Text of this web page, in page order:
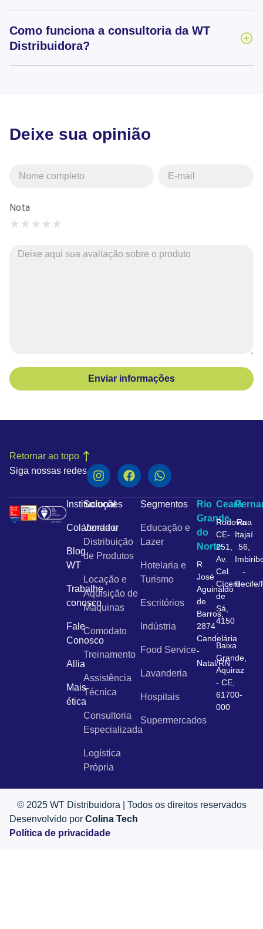
Como funciona a consultoria da WT
Distribuidora?
Deixe sua opinião
Nota
★
★
★
★
★
Enviar informações
Siga nossas redes
Retornar ao topo
Institucional
Colaborador
Blog
WT
Trabalhe
conosco
Fale
Conosco
Allia
Mais
ética
Soluções
Venda e
Distribuição
de Produtos
Locação e
Aquisição de
Máquinas
Comodato
Treinamento
Assistência
Técnica
Consultoria
Especializada
Logística
Própria
Segmentos
Educação e
Lazer
Hotelaria e
Turismo
Escritórios
Indústria
Food Service
Lavanderia
Hospitais
Supermercados
Rio
Grande
do
Norte
R.
José
Aguinaldo
de
Barros,
2874
Candelária
-
Natal/RN
Ceará
Rodovia
CE-
251,
Av.
Cel.
Cícero
de
Sá,
4150
-
Baixa
Grande,
Aquiraz
- CE,
61700-
000
Rua
Itajaí
56,
-
Recife/
© 2025 WT Distribuidora | Todos os direitos reservados
Desenvolvido por Colina Tech
Política de privacidade